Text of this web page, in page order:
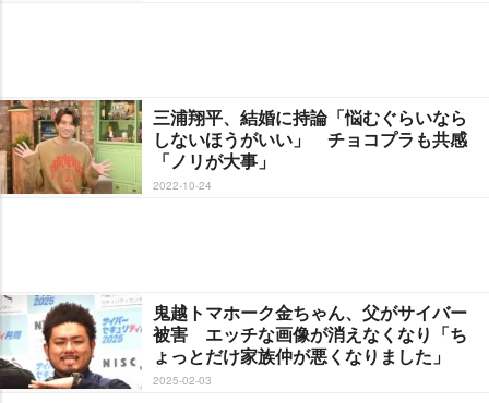
三浦翔平、結婚に持論「悩むぐらいなら
しないほうがいい」 チョコプラも共感
「ノリが大事」
2022-10-24
鬼越トマホーク金ちゃん、父がサイバー
被害 エッチな画像が消えなくなり「ち
ょっとだけ家族仲が悪くなりました」
2025-02-03